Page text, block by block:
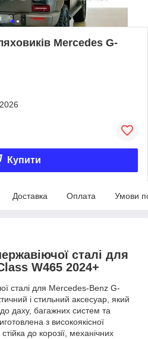
Mercedes G-
Купити
Доставка Оплата Умови
сталі для
W465 2024+
сталі для Mercedes-Benz G-
і стильний аксесуар, який
даху, багажних систем та
з високоякісної
до корозії, механічних